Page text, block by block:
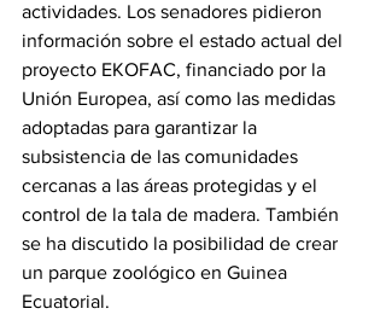
actividades. Los senadores pidieron
información sobre el estado actual del
proyecto EKOFAC, financiado por la
Unión Europea, así como las medidas
adoptadas para garantizar la
subsistencia de las comunidades
cercanas a las áreas protegidas y el
control de la tala de madera. También
se ha discutido la posibilidad de crear
un parque zoológico en Guinea
Ecuatorial.